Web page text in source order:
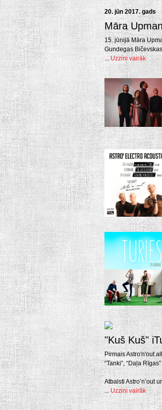
20. jūn 2017. gads
Māra
15. jūnijā Māra
Gundegas
...Uzzini vairāk
"Kuš Kuš"
Pirmais Astro'n'out
“Tanki”, “Daļa
Atbalsti Astro’n’out
...Uzzini vairāk